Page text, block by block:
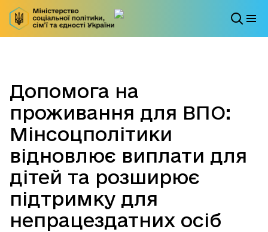
Допомога на
проживання для ВПО:
Мінсоцполітики
відновлює виплати для
дітей та розширює
підтримку для
непрацездатних осіб